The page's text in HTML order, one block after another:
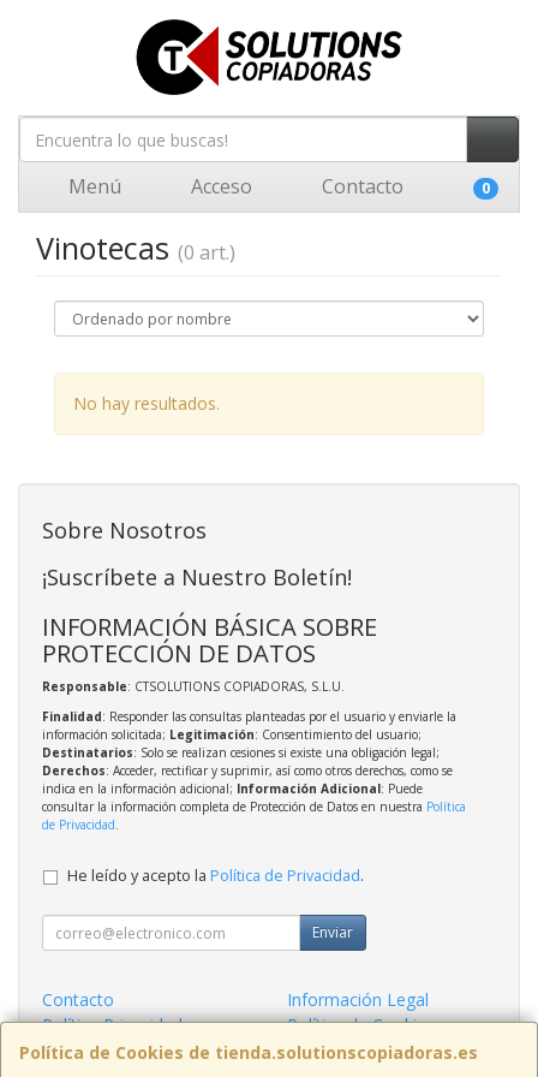
Menú Acceso Contacto 0
Vinotecas (0 art.)
No hay resultados.
Política de Cookies de tienda.solutionscopiadoras.es
Sobre Nosotros
¡Suscríbete a Nuestro Boletín!
INFORMACIÓN BÁSICA SOBRE
PROTECCIÓN DE DATOS
Responsable: CTSOLUTIONS COPIADORAS, S.L.U.
Finalidad: Responder las consultas planteadas por el usuario y enviarle la
información solicitada; Legitimación: Consentimiento del usuario;
Destinatarios: Solo se realizan cesiones si existe una obligación legal;
Derechos: Acceder, rectificar y suprimir, así como otros derechos, como se
indica en la información adicional; Información Adicional: Puede
consultar la información completa de Protección de Datos en nuestra Política
de Privacidad.
He leído y acepto la Política de Privacidad.
Enviar
Contacto
Información Legal
Política Privacidad
Política de Cookies
Condiciones de Compra
Formas de Pago